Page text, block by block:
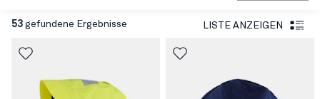
klassische Strickmütze, winddichte Fleecemütze,
alle halten Sie zuverlässig warm und sorgen für
durch Regenhüte, Sturmhauben und Schlauchtücher
53 gefundene Ergebnisse LISTE ANZEIGEN